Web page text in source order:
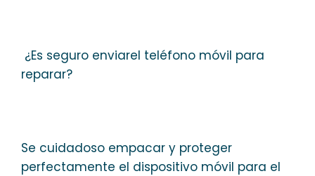
¿Es seguro enviarel teléfono móvil para
reparar?
Se cuidadoso empacar y proteger
perfectamente el dispositivo móvil para el